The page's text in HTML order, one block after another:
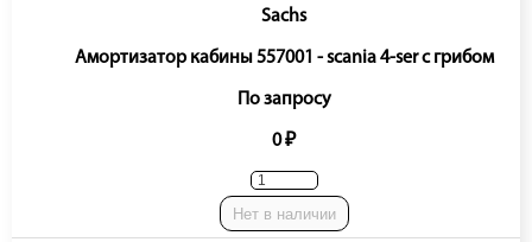
Sachs
Амортизатор кабины 557001 - scania 4-ser с грибом
По запросу
0 ₽
Нет в наличии